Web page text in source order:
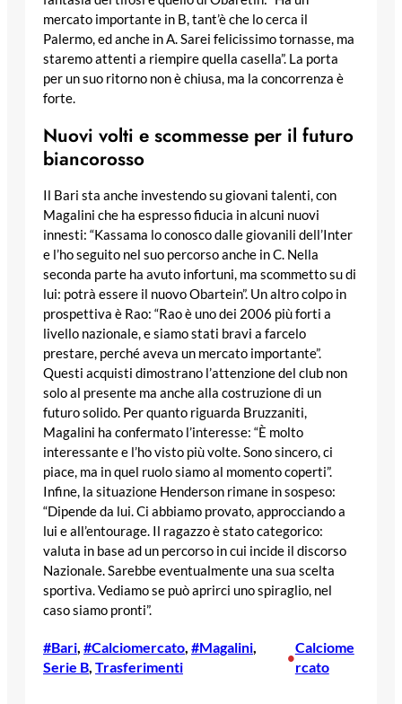
mercato importante in B, tant’è che lo cerca il
Palermo, ed anche in A. Sarei felicissimo tornasse, ma
staremo attenti a riempire quella casella”. La porta
per un suo ritorno non è chiusa, ma la concorrenza è
forte.
Nuovi volti e scommesse per il futuro
biancorosso
Il Bari sta anche investendo su giovani talenti, con
Magalini che ha espresso fiducia in alcuni nuovi
innesti: “Kassama lo conosco dalle giovanili dell’Inter
e l’ho seguito nel suo percorso anche in C. Nella
seconda parte ha avuto infortuni, ma scommetto su di
lui: potrà essere il nuovo Obartein”. Un altro colpo in
prospettiva è Rao: “Rao è uno dei 2006 più forti a
livello nazionale, e siamo stati bravi a farcelo
prestare, perché aveva un mercato importante”.
Questi acquisti dimostrano l’attenzione del club non
solo al presente ma anche alla costruzione di un
futuro solido. Per quanto riguarda Bruzzaniti,
Magalini ha confermato l’interesse: “È molto
interessante e l’ho visto più volte. Sono sincero, ci
piace, ma in quel ruolo siamo al momento coperti”.
Infine, la situazione Henderson rimane in sospeso:
“Dipende da lui. Ci abbiamo provato, approcciando a
lui e all’entourage. Il ragazzo è stato categorico:
valuta in base ad un percorso in cui incide il discorso
Nazionale. Sarebbe eventualmente una sua scelta
sportiva. Vediamo se può aprirci uno spiraglio, nel
caso siamo pronti”.
#Bari #Calciomercato #Magalini
Serie B Trasferimenti
•
Calciome
rcato